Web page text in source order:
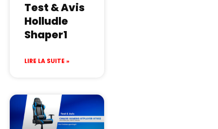
Test & Avis
Holludle
Shaper1
LIRE LA SUITE »